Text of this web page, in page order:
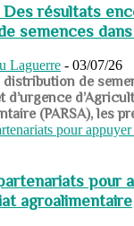
Des résultats
semences dans
Laguerre - 03/07/26
distribution de
d’urgence
(PARSA), les
pour
agroalimentaire